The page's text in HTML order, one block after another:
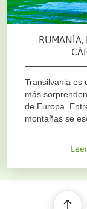
RUMANÍA,
Transilvania es
más
de Europa.
montañas se
dacios. Viajar
descubrir un
tradición,
entrelazan en